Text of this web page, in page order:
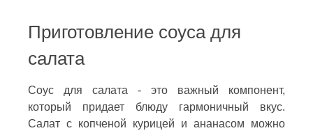
Приготовление соуса для
салата
Соус для салата - это важный компонент,
который придает блюду гармоничный вкус.
Салат с копченой курицей и ананасом можно